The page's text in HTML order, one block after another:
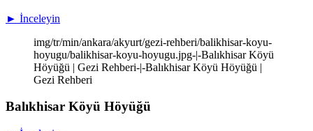
► İnceleyin
img/tr/min/ankara/akyurt/gezi-rehberi/balikhisar-koyu-
hoyugu/balikhisar-koyu-hoyugu.jpg-|-Balıkhisar Köyü
Höyüğü | Gezi Rehberi-|-Balıkhisar Köyü Höyüğü |
Gezi Rehberi
Balıkhisar Köyü Höyüğü